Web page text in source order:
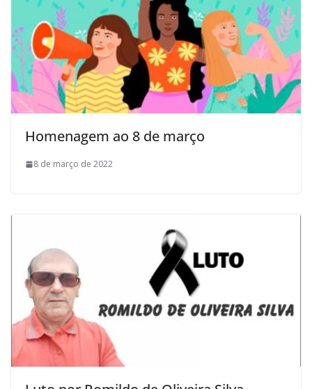
Homenagem ao 8 de março
8 de março de 2022